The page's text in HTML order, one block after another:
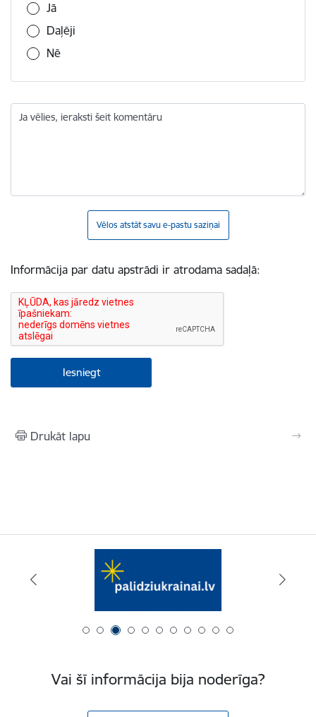
Jā
Daļēji
Nē
Ja vēlies, ieraksti šeit komentāru
Vēlos atstāt savu e-pastu saziņai
Informācija par datu apstrādi ir atrodama sadaļā:
Drukāt lapu
Vai šī informācija bija noderīga?